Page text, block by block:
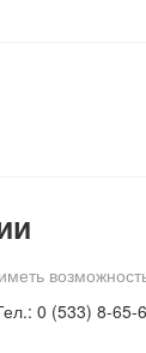
0 (533) 8-